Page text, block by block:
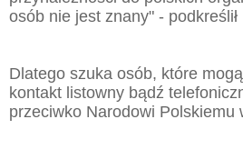
osób nie jest znany" - podkreślił
Dlatego szuka osób, które
kontakt listowny bądź
przeciwko Narodowi Polskiemu